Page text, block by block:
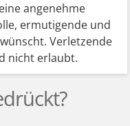
angenehme
ermutigende und
Verletzende
nicht erlaubt.